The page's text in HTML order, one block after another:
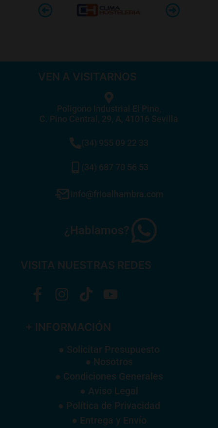
VEN A VISITARNOS
Poligono Industrial El Pino,
C. Pino Central, 29, A, 41016 Sevilla
(34) 955 09 22 33
(34) 687 70 56 53
info@frioalhambra.com
¿Hablamos?
VISITA NUESTRAS REDES
+ INFORMACIÓN
● Solicitar Presupuesto
● Nosotros
● Condiciones Generales
● Aviso Legal
● Política de Privacidad
● Entrega y Envío